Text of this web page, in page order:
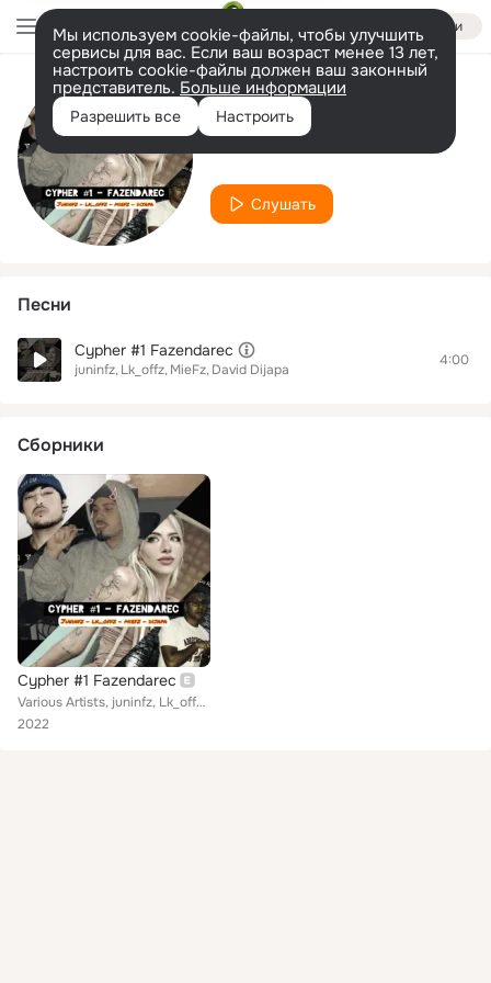
Войти
Мы используем cookie-файлы, чтобы улучшить
сервисы для вас. Если ваш возраст менее 13 лет,
настроить cookie-файлы должен ваш законный
представитель. Больше информации
Разрешить все Настроить
Исполнитель
MieFz
Слушать
Песни
Cypher #1 Fazendarec
juninfz Lk_offz MieFz David Dijapa
4:00
Сборники
Cypher #1 Fazendarec
Various Artists, juninfz, Lk_offz, MieFz, David Dijapa
2022